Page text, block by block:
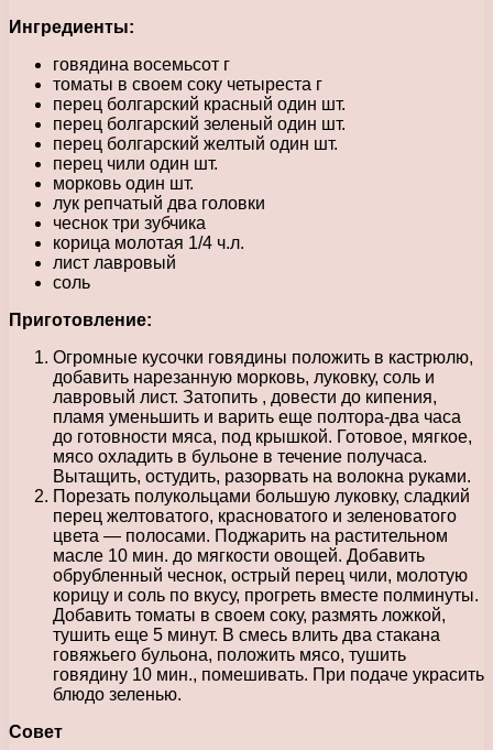
Ингредиенты:
говядина восемьсот г
томаты в своем соку четыреста г
перец болгарский красный один шт.
перец болгарский зеленый один шт.
перец болгарский желтый один шт.
перец чили один шт.
морковь один шт.
лук репчатый два головки
чеснок три зубчика
корица молотая 1/4 ч.л.
лист лавровый
соль
Приготовление:
Огромные кусочки говядины положить в кастрюлю,
добавить нарезанную морковь, луковку, соль и
лавровый лист. Затопить , довести до кипения,
пламя уменьшить и варить еще полтора-два часа
до готовности мяса, под крышкой. Готовое, мягкое,
мясо охладить в бульоне в течение получаса.
Вытащить, остудить, разорвать на волокна руками.
Порезать полукольцами большую луковку, сладкий
перец желтоватого, красноватого и зеленоватого
цвета — полосами. Поджарить на растительном
масле 10 мин. до мягкости овощей. Добавить
обрубленный чеснок, острый перец чили, молотую
корицу и соль по вкусу, прогреть вместе полминуты.
Добавить томаты в своем соку, размять ложкой,
тушить еще 5 минут. В смесь влить два стакана
говяжьего бульона, положить мясо, тушить
говядину 10 мин., помешивать. При подаче украсить
блюдо зеленью.
Совет